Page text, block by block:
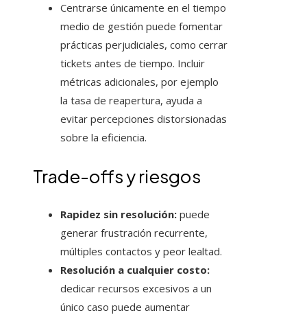
Centrarse únicamente en el tiempo
medio de gestión puede fomentar
prácticas perjudiciales, como cerrar
tickets antes de tiempo. Incluir
métricas adicionales, por ejemplo
la tasa de reapertura, ayuda a
evitar percepciones distorsionadas
sobre la eficiencia.
Trade-offs y riesgos
Rapidez sin resolución: puede
generar frustración recurrente,
múltiples contactos y peor lealtad.
Resolución a cualquier costo:
dedicar recursos excesivos a un
único caso puede aumentar